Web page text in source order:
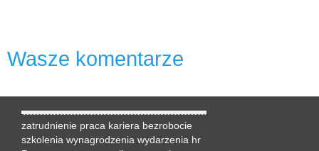
Wasze komentarze
zatrudnienie praca kariera bezrobocie
szkolenia wynagrodzenia wydarzenia hr